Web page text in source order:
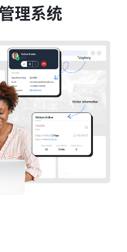
理系统